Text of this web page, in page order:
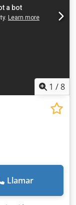
más
1 /8
Llamar